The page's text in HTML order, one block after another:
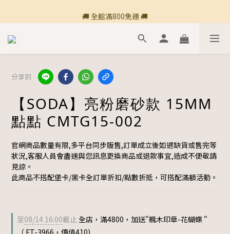
🚚 全館滿800免運 🚚
🚚 全館滿800免運 🚚
🍎 點三條橫線登入會員享購物點數回饋🍎
🚚 全館滿800免運 🚚
分享到
【SODA】亮粉磨砂款 15MM
點點 CMTG15-002
官網商品數量有限,多平台同步販售,訂單成立後如遇缺貨或售完等
狀況,客服人員會盡速與您訊息更換商品或退款事宜,造成不便敬請
見諒。
此商品不搭配堡卡/黑卡全訂單折扣/點數折抵，可搭配滿額活動。
至08/14 16:00截止全店，滿4800，加送"楓木印章-花蝴蝶 "
（ FT-3966，價值410)